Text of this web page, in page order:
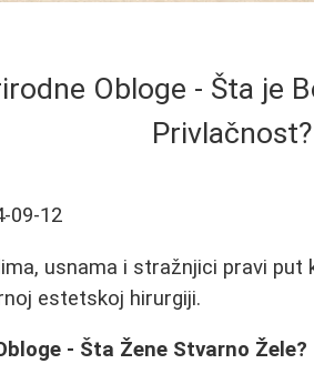
Obloge - Šta je
Privlačnost?
09-12
usnama i stražnjici pravi
estetskoj hirurgiji.
- Šta Žene Stvarno Žele?